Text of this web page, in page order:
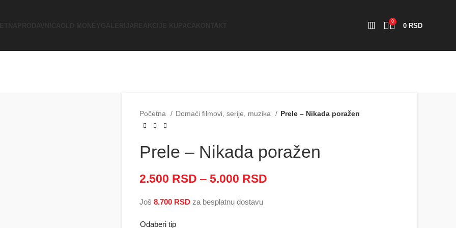
0
0 RSD
Početna Domaći filmovi, serije, muzika Prele – Nikada poražen
Prele – Nikada poražen
2.500 RSD – 5.000 RSD
Još 8.700 RSD za besplatnu dostavu
Odaberi tip